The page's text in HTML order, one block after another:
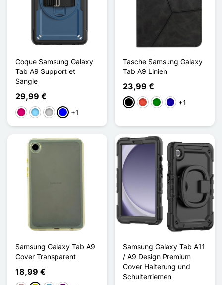
Coque Samsung Galaxy
Tab A9 Support et
Sangle
29,99 €
Magenta
HellblauTransparent
Blau+1
Tasche Samsung Galaxy
Tab A9 Linien
23,99 €
Schwarz
Rot GrünDunkelblau
+1
Samsung Galaxy Tab A9
Cover Transparent
18,99 €
Samsung Galaxy Tab A11
/ A9 Design Premium
Cover Halterung und
Schulterriemen